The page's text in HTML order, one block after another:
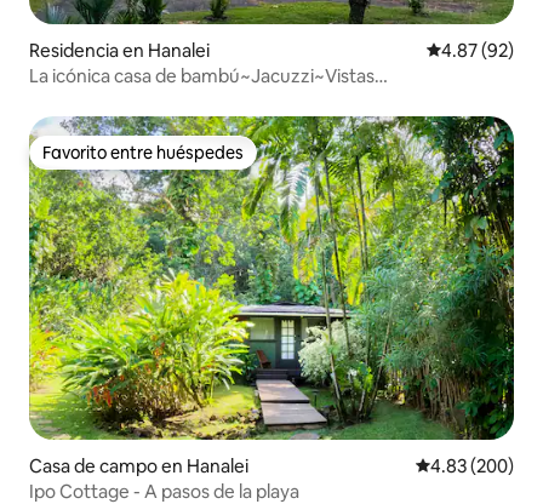
Residencia en Hanalei Calificación
4.87 (92)
La icónica casa de bambú~Jacuzzi~Vistas
Favorito entre huéspedes
Favorito entre huéspedes
Casa de campo en Hanalei Calificación
4.83 (200)
Ipo Cottage - A pasos de la playa